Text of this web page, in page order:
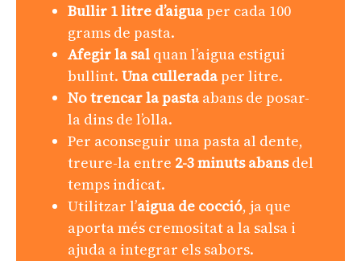
Bullir 1 litre d’aigua per cada 100
grams de pasta.
Afegir la sal quan l’aigua estigui
bullint. Una cullerada per litre.
No trencar la pasta abans de posar-
la dins de l’olla.
Per aconseguir una pasta al dente,
treure-la entre 2-3 minuts abansdel
temps indicat.
Utilitzar l’aigua de cocció, ja que
aporta més cremositat a la salsa i
ajuda a integrar els sabors.